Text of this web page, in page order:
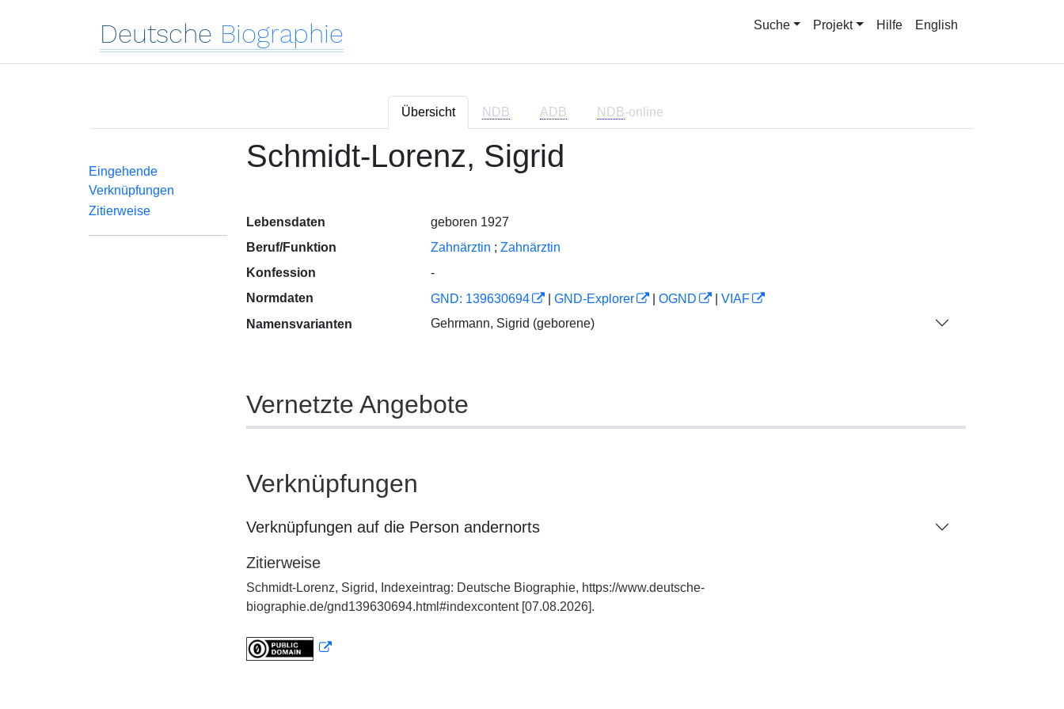
Deutsche Biographie Suche Projekt Hilfe English
Übersicht NDB ADB NDB-online
Eingehende
Verknüpfungen
Zitierweise
Schmidt-Lorenz, Sigrid
Lebensdaten
geboren 1927
Beruf/Funktion
Zahnärztin ; Zahnärztin
Konfession
-
Normdaten
GND: 139630694 GND-Explorer OGND
VIAF
Namensvarianten
Gehrmann, Sigrid (geborene)
Vernetzte Angebote
Verknüpfungen
Verknüpfungen auf die Person andernorts
Zitierweise
Schmidt-Lorenz, Sigrid, Indexeintrag: Deutsche Biographie, https://www.deutsche-
biographie.de/gnd139630694.html#indexcontent [07.08.2026].